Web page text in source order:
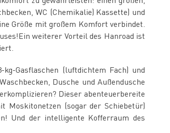
WC (Chemikalie) Kassette) und
Größe mit großem Komfort verbindet.
weiterer Vorteil des Hanroad ist
Gasflaschen (luftdichtem Fach) und
Dusche und Außendusche
Dieser abenteuerbereite
Moskitonetzen (sogar der Schiebetür)
Und der intelligente Kofferraum des